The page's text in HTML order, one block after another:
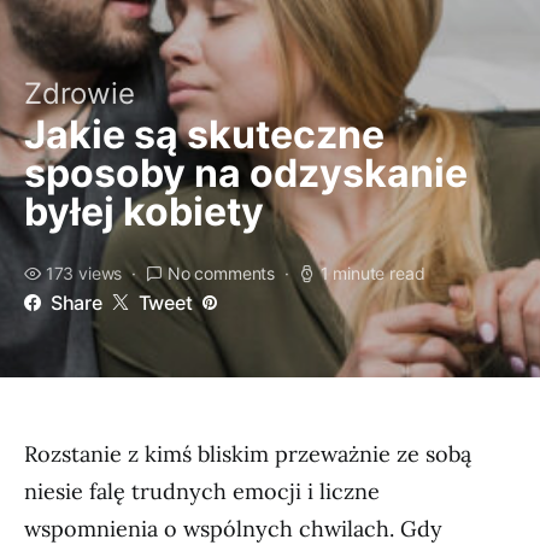
Zdrowie
Jakie są skuteczne
sposoby na odzyskanie
byłej kobiety
173 views No comments 1 minute read
Share Tweet
Rozstanie z kimś bliskim przeważnie ze sobą
niesie falę trudnych emocji i liczne
wspomnienia o wspólnych chwilach. Gdy